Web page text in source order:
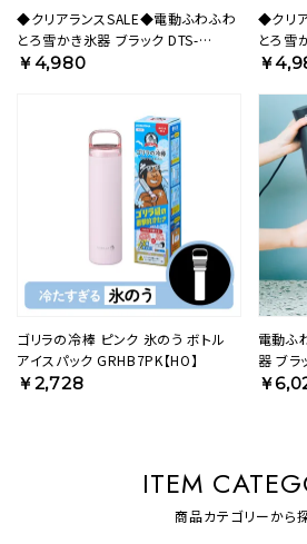
◆クリアランスSALE◆電動ふわふわ
とろ雪かき氷器 ブラック DTS-
B5BK【HO】
￥4,980
◆クリ
とろ雪
DTS-
￥
ゴリラの冷棒 ピンク 氷のう ボトル
アイスパック GRHB7PK【HO】
￥2,728
電動ふ
器 ブラ
￥
ITEM
商品カテゴリーから